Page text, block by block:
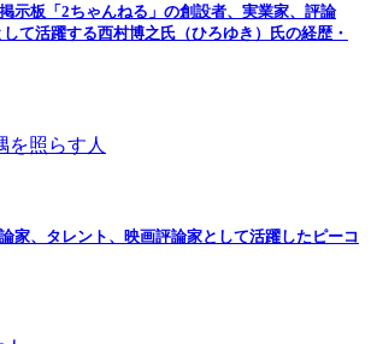
示板「2ちゃんねる」の創設者、実業家、評論
て活躍する西村博之氏（ひろゆき）氏の経歴・
を照らす人
家、タレント、映画評論家として活躍したピーコ